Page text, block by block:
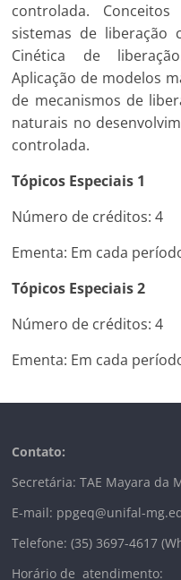
controlada.
sistemas de liberação
Cinética de
Aplicação de modelos
de mecanismos de
naturais no
controlada.
Tópicos Especiais 1
Número de créditos: 4
Ementa: Em cada
Tópicos Especiais 2
Número de créditos: 4
Ementa: Em cada
Contato:
Secretária: TAE Mayara da
E-mail: ppgeq@unifal-
Telefone: (35) 3697-4617
Horário de atendimento: